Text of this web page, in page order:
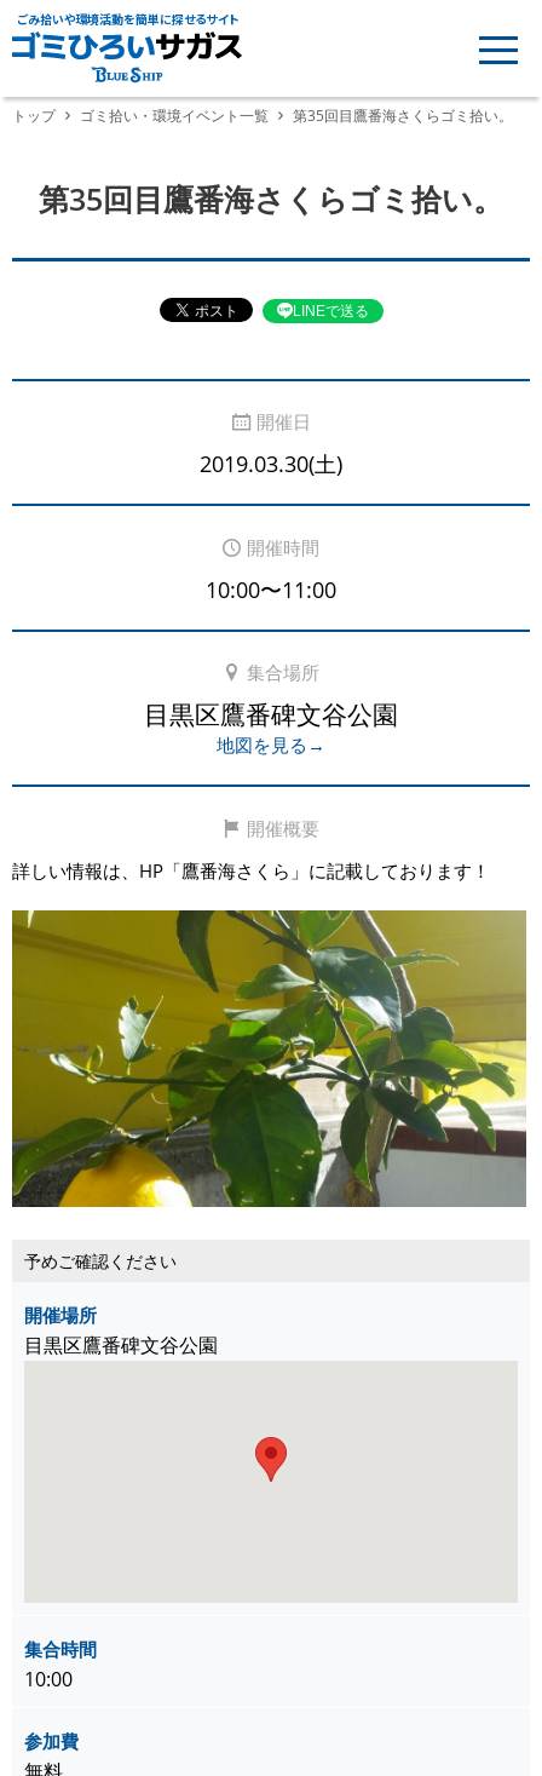
ごみ拾いや環境活動を簡単に探せるサイト
トップ ゴミ拾い・環境イベント一覧 第35回目鷹番海さくらゴミ拾い。
第35回目鷹番海さくらゴミ拾い。
LINEで送る
開催日
2019.03.30(土)
開催時間
10:00〜11:00
集合場所
目黒区鷹番碑文谷公園
地図を見る→
開催概要
詳しい情報は、HP「鷹番海さくら」に記載しております！
予めご確認ください
開催場所
目黒区鷹番碑文谷公園
集合時間
10:00
参加費